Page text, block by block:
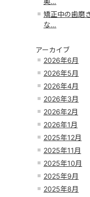
矯正中の歯磨
な…
アーカイブ
2026年6月
2026年5月
2026年4月
2026年3月
2026年2月
2026年1月
2025年12月
2025年11月
2025年10月
2025年9月
2025年8月